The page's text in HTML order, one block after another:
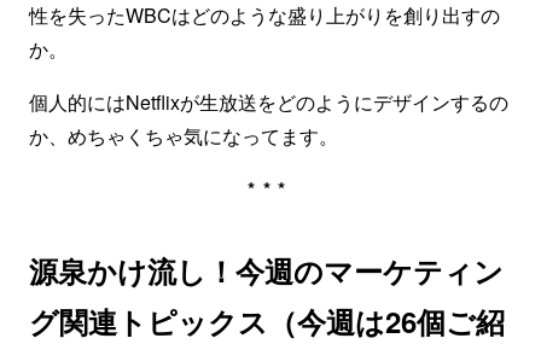
性を失ったWBCはどのような盛り上がりを創り出すの
か。
個人的にはNetflixが生放送をどのようにデザインするの
か、めちゃくちゃ気になってます。
***
源泉かけ流し！今週のマーケティン
グ関連トピックス（今週は26個ご紹